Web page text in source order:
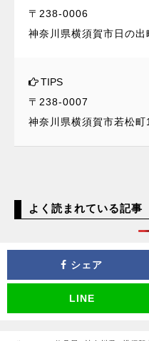
〒238-0006
神奈川県横須賀市日の
TIPS
〒238-0007
神奈川県横須賀市若松
よく読まれている記事
シェア
LINE